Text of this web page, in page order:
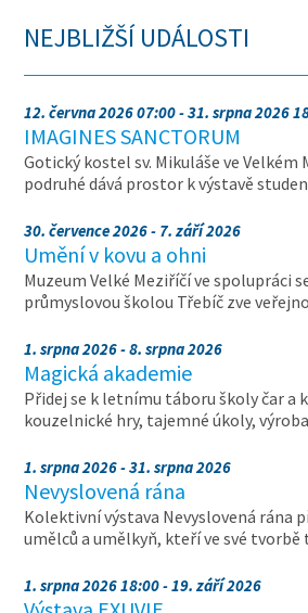
NEJBLIŽŠÍ UDÁLOSTI
12. června 2026 07:00 - 31. srpna 2026
IMAGINES SANCTORUM
Gotický kostel sv. Mikuláše ve Velkém
podruhé dává prostor k výstavě
30. července 2026 - 7. září 2026
Umění v kovu a ohni
Muzeum Velké Meziříčí ve spolupráci
průmyslovou školou Třebíč zve
1. srpna 2026 - 8. srpna 2026
Magická akademie
Přidej se k letnímu táboru školy čar a
kouzelnické hry, tajemné úkoly,
1. srpna 2026 - 31. srpna 2026
Nevyslovená rána
Kolektivní výstava Nevyslovená rána
umělců a umělkyň, kteří ve své
1. srpna 2026 18:00 - 19. září 2026